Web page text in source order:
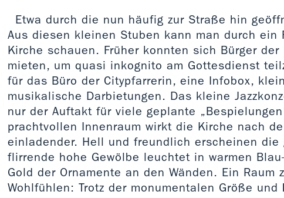
Etwa durch die nun häufig zur Straße hin
Aus diesen kleinen Stuben kann man durch ein
Kirche schauen. Früher konnten sich Bürger
mieten, um quasi inkognito am Gottesdienst
für das Büro der Citypfarrerin, eine Infobox,
musikalische Darbietungen. Das kleine
nur der Auftakt für viele geplante
prachtvollen Innenraum wirkt die Kirche nach
einladender. Hell und freundlich erscheinen die
flirrende hohe Gewölbe leuchtet in warmen
Gold der Ornamente an den Wänden. Ein Raum
Wohlfühlen: Trotz der monumentalen Größe